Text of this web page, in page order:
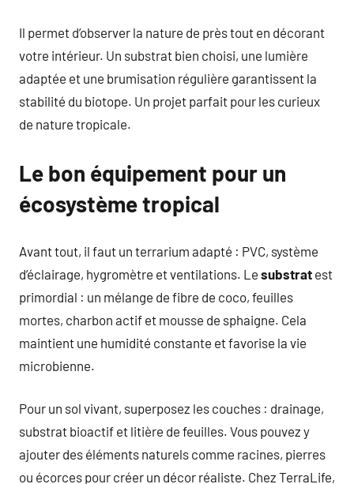
Il permet d’observer la nature de près tout en décorant
votre intérieur. Un substrat bien choisi, une lumière
adaptée et une brumisation régulière garantissent la
stabilité du biotope. Un projet parfait pour les curieux
de nature tropicale.
Le bon équipement pour un
écosystème tropical
Avant tout, il faut un terrarium adapté : PVC, système
d’éclairage, hygromètre et ventilations. Le substrat est
primordial : un mélange de fibre de coco, feuilles
mortes, charbon actif et mousse de sphaigne. Cela
maintient une humidité constante et favorise la vie
microbienne.
Pour un sol vivant, superposez les couches : drainage,
substrat bioactif et litière de feuilles. Vous pouvez y
ajouter des éléments naturels comme racines, pierres
ou écorces pour créer un décor réaliste. Chez TerraLife,